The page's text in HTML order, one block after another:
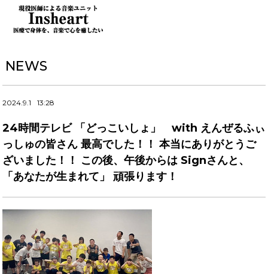
NEWS
2024.9.1 13:28
24時間テレビ 「どっこいしょ」 with えんぜるふぃ
っしゅの皆さん 最高でした！！ 本当にありがとうご
ざいました！！ この後、午後からは Signさんと、
「あなたが生まれて」 頑張ります！